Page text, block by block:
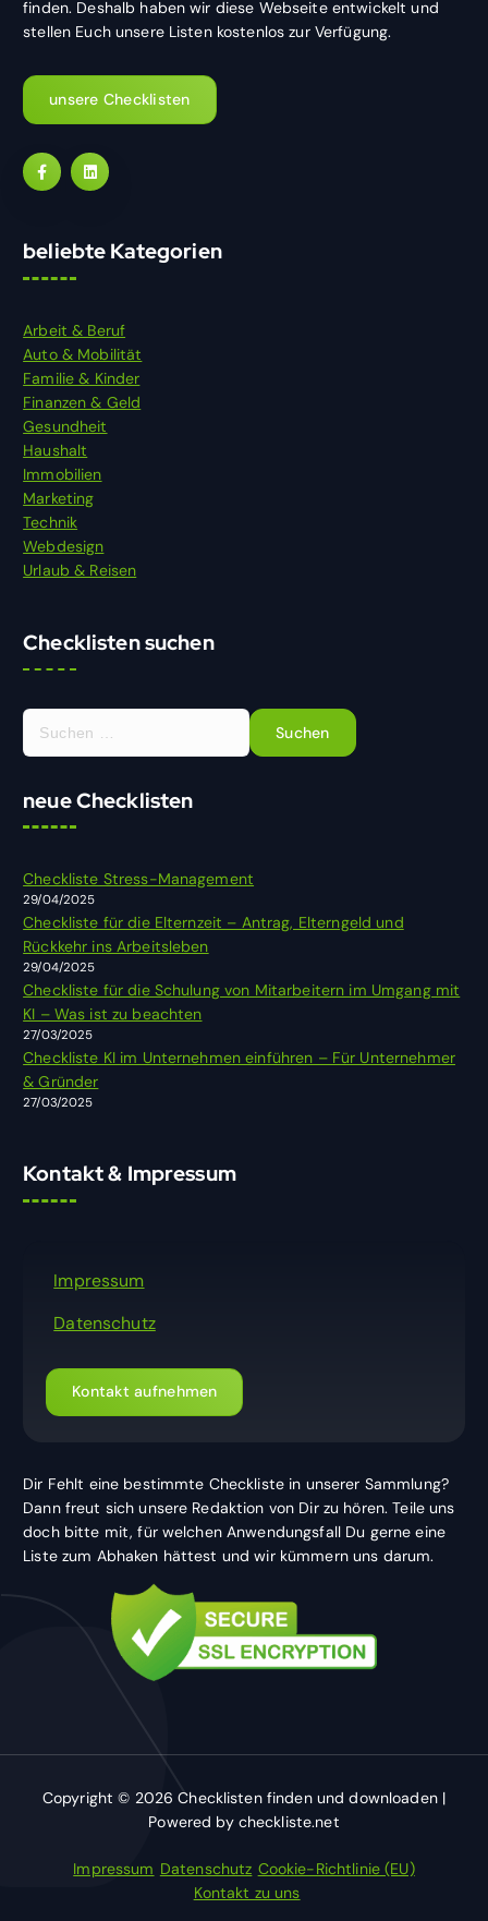
finden. Deshalb haben wir diese Webseite entwickelt und
stellen Euch unsere Listen kostenlos zur Verfügung.
unsere Checklisten
beliebte Kategorien
Arbeit & Beruf
Auto & Mobilität
Familie & Kinder
Finanzen & Geld
Gesundheit
Haushalt
Immobilien
Marketing
Technik
Webdesign
Urlaub & Reisen
Checklisten suchen
S
a
h
:
neue Checklisten
Checkliste Stress-Management
29/04/2025
Checkliste für die Elternzeit – Antrag, Elterngeld und
Rückkehr ins Arbeitsleben
29/04/2025
Checkliste für die Schulung von Mitarbeitern im Umgang mit
KI – Was ist zu beachten
27/03/2025
Checkliste KI im Unternehmen einführen – Für Unternehmer
& Gründer
27/03/2025
Kontakt & Impressum
Impressum
Datenschutz
Kontakt aufnehmen
Dir Fehlt eine bestimmte Checkliste in unserer Sammlung?
Dann freut sich unsere Redaktion von Dir zu hören. Teile uns
doch bitte mit, für welchen Anwendungsfall Du gerne eine
Liste zum Abhaken hättest und wir kümmern uns darum.
Copyright © 2026 Checklisten finden und downloaden |
Powered by checkliste.net
Impressum Datenschutz Cookie-Richtlinie (EU)
Kontakt zu uns